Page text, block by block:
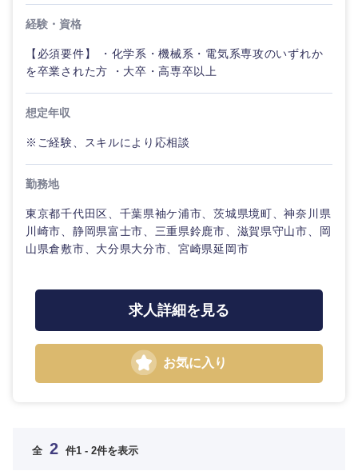
事務職
その他
中国・四国地方
広島県
徳島県
高知県
経験・資格
【必須要件】 ・化学系・機械系・電気系専攻のいずれか
を卒業された方 ・大卒・高専卒以上
想定年収
※ご経験、スキルにより応相談
勤務地
東京都千代田区、千葉県袖ケ浦市、茨城県境町、神奈川県
川崎市、静岡県富士市、三重県鈴鹿市、滋賀県守山市、岡
山県倉敷市、大分県大分市、宮崎県延岡市
求人詳細を見る
お気に入り
全 2 件1 - 2件を表示